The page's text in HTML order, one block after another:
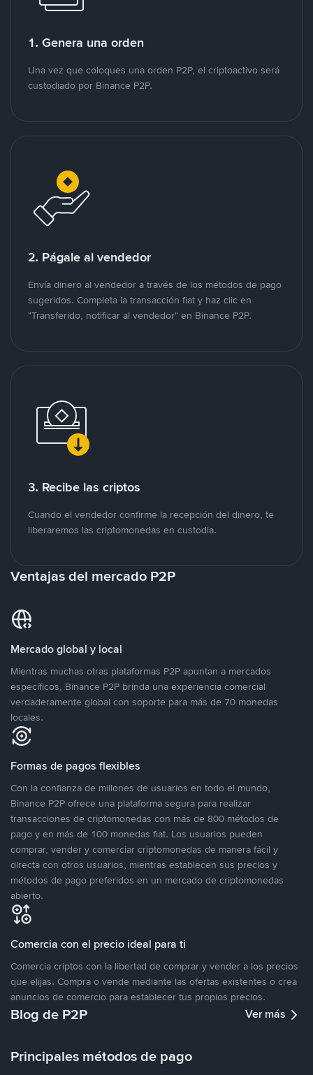
1. Genera una orden
Una vez que coloques una orden P2P, el criptoactivo será
custodiado por Binance P2P.
2. Págale al vendedor
Envía dinero al vendedor a través de los métodos de pago
sugeridos. Completa la transacción fiat y haz clic en
"Transferido, notificar al vendedor" en Binance P2P.
3. Recibe las criptos
Cuando el vendedor confirme la recepción del dinero, te
liberaremos las criptomonedas en custodia.
Ventajas del mercado P2P
Mercado global y local
Mientras muchas otras plataformas P2P apuntan a mercados
específicos, Binance P2P brinda una experiencia comercial
verdaderamente global con soporte para más de 70 monedas
locales.
Formas de pagos flexibles
Con la confianza de millones de usuarios en todo el mundo,
Binance P2P ofrece una plataforma segura para realizar
transacciones de criptomonedas con más de 800 métodos de
pago y en más de 100 monedas fiat. Los usuarios pueden
comprar, vender y comerciar criptomonedas de manera fácil y
directa con otros usuarios, mientras establecen sus precios y
métodos de pago preferidos en un mercado de criptomonedas
abierto.
Comercia con el precio ideal para ti
Comercia criptos con la libertad de comprar y vender a los precios
que elijas. Compra o vende mediante las ofertas existentes o crea
anuncios de comercio para establecer tus propios precios.
Blog de P2P Ver más
Principales métodos de pago